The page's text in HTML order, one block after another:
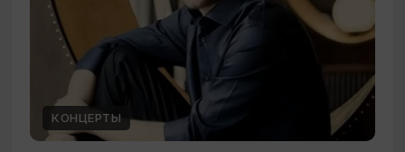
КОНЦЕРТЫ